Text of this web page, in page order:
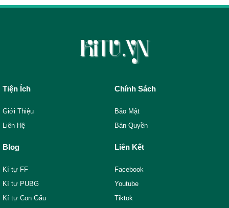
Tiện Ích
Giới Thiệu
Liên Hệ
Chính Sách
Bảo Mật
Bản Quyền
Blog
Kí tự FF
Kí tự PUBG
Kí tự Con Gấu
Liên Kết
Facebook
Youtube
Tiktok